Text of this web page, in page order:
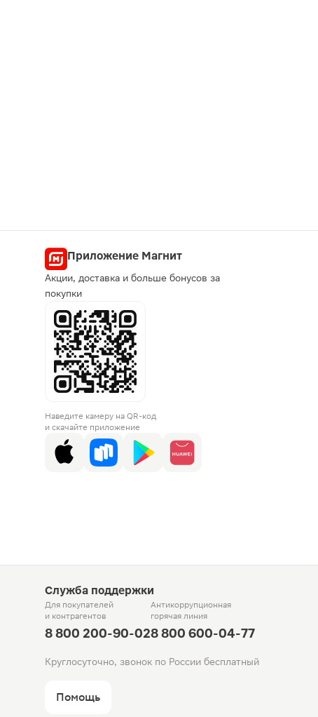
Приложение Магнит
Акции, доставка и больше бонусов за
покупки
Наведите камеру на QR-код
и скачайте приложение
Служба поддержки
Для покупателей
и контрагентов
8 800 200-90-02
Антикоррупционная
горячая линия
8 800 600-04-77
Круглосуточно, звонок по России бесплатный
Помощь